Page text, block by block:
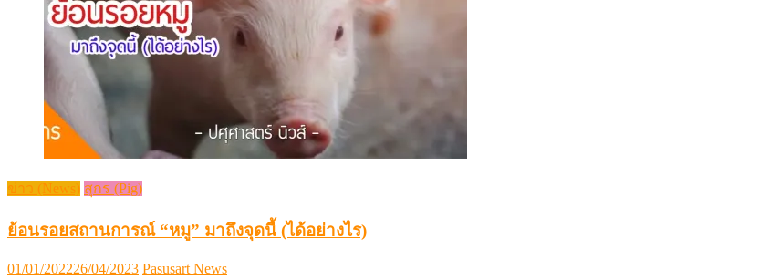
ข่าว (News) สุกร (Pig)
ย้อนรอยสถานการณ์ “หมู” มาถึงจุดนี้ (ได้อย่างไร)
Posted
01/01/202226/04/2023 Author
Pasusart News